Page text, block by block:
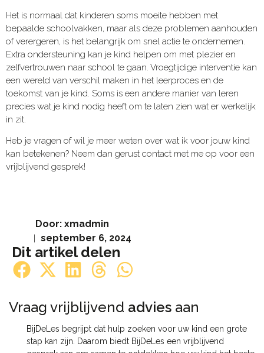
Door: xmadmin
september 6, 2024
Dit artikel delen
Het is normaal dat kinderen soms moeite hebben met
bepaalde schoolvakken, maar als deze problemen aanhouden
of verergeren, is het belangrijk om snel actie te ondernemen.
Extra ondersteuning kan je kind helpen om met plezier en
zelfvertrouwen naar school te gaan. Vroegtijdige interventie kan
een wereld van verschil maken in het leerproces en de
toekomst van je kind. Soms is een andere manier van leren
precies wat je kind nodig heeft om te laten zien wat er werkelijk
in zit.
Heb je vragen of wil je meer weten over wat ik voor jouw kind
kan betekenen? Neem dan gerust contact met me op voor een
vrijblijvend gesprek!
Vraag vrijblijvend advies aan​
BijDeLes begrijpt dat hulp zoeken voor uw kind een grote
stap kan zijn. Daarom biedt BijDeLes een vrijblijvend